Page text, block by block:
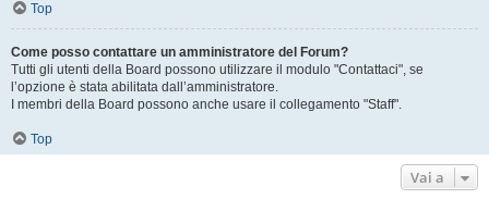
Top
Come posso contattare un amministratore del Forum?
Tutti gli utenti della Board possono utilizzare il modulo "Contattaci", se
l’opzione è stata abilitata dall’amministratore.
I membri della Board possono anche usare il collegamento "Staff".
Top
Vai a